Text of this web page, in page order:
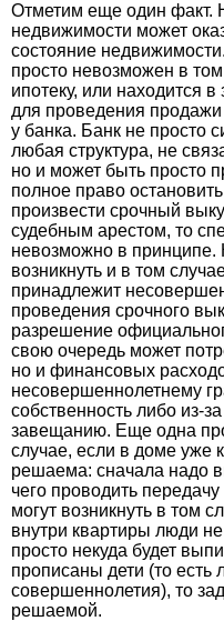
Отметим еще один факт.
недвижимости может
состояние
просто невозможен в
ипотеку, или находится
для проведения
у банка. Банк не просто
любая структура, не
но и может быть просто
полное право
произвести срочный
судебным арестом, то
невозможно в принципе.
возникнуть и в том
принадлежит
проведения срочного
разрешение
свою очередь может
но и финансовых
несовершеннолетнему
собственность либо из-
завещанию. Еще одна
случае, если в доме уже
решаема: сначала надо
чего проводить
могут возникнуть в том
внутри квартиры люди
просто некуда будет
прописаны дети (то есть
совершеннолетия), то
решаемой.